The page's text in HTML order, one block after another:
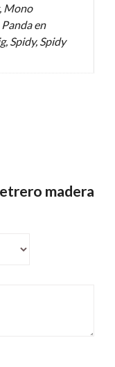
Mono
en
Spidy, Spidy
madera